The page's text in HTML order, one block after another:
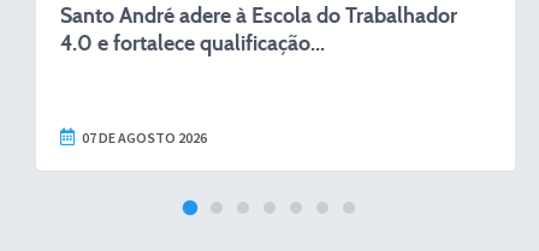
Santo André adere à Escola do Trabalhador
4.0 e fortalece qualificação...
07 DE AGOSTO 2026